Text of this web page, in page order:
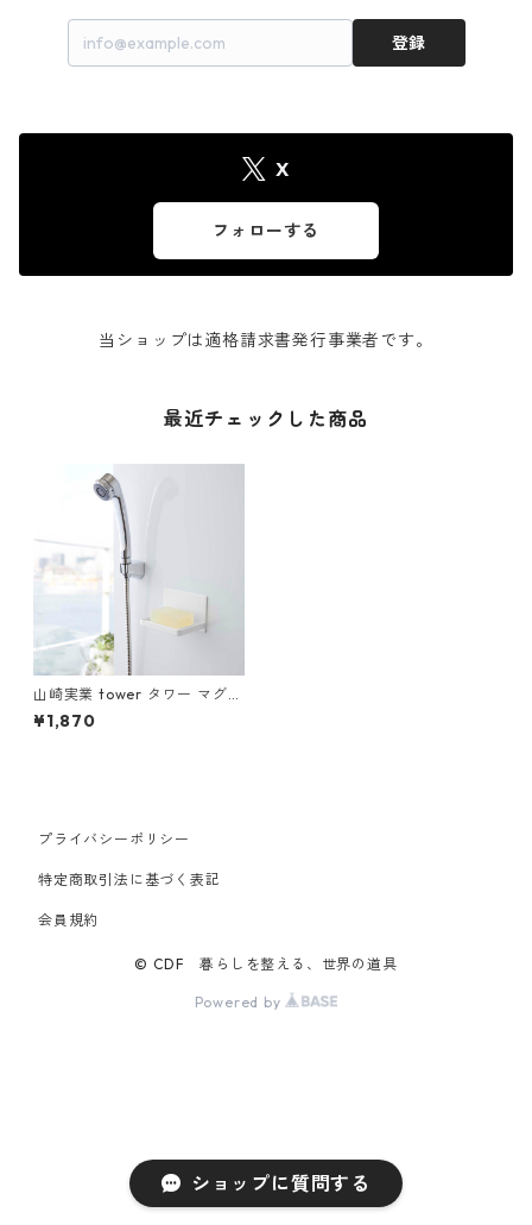
ショップに質問する
登録
X
フォローする
当ショップは適格請求書発行事業者です。
最近チェックした商品
山崎実業 tower タワー マグネ
ットバスルームソープトレー
ホワイト
¥1,870
プライバシーポリシー
特定商取引法に基づく表記
会員規約
© CDF 暮らしを整える、世界の道具
Powered by